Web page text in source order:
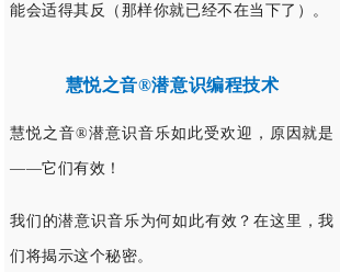
能会适得其反（那样你就已经不在当下了）。
慧悦之音®潜意识编程技术
慧悦之音®潜意识音乐如此受欢迎，原因就是
——它们有效！
我们的潜意识音乐为何如此有效？在这里，我
们将揭示这个秘密。